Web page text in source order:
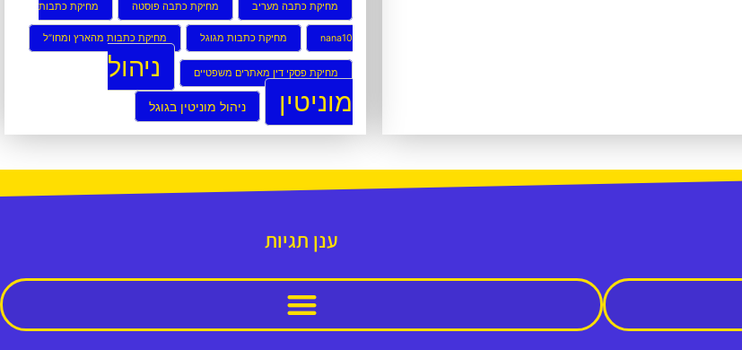
מחיקת כתבה מעריב מחיקת כתבה פוסטה מחיקת כתבות
nana10 מחיקת כתבות מגוגל מחיקת כתבות מהארץ ומחו”ל
מחיקת פסקי דין מאתרים משפטיים
ניהול
מוניטין
ניהול מוניטין בגוגל
ענן תגיות